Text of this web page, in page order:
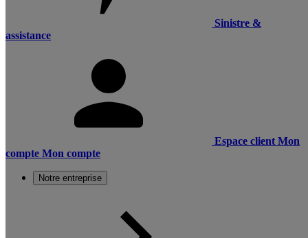
Sinistre &
assistance
Espace client Mon
compte Mon compte
Notre entreprise